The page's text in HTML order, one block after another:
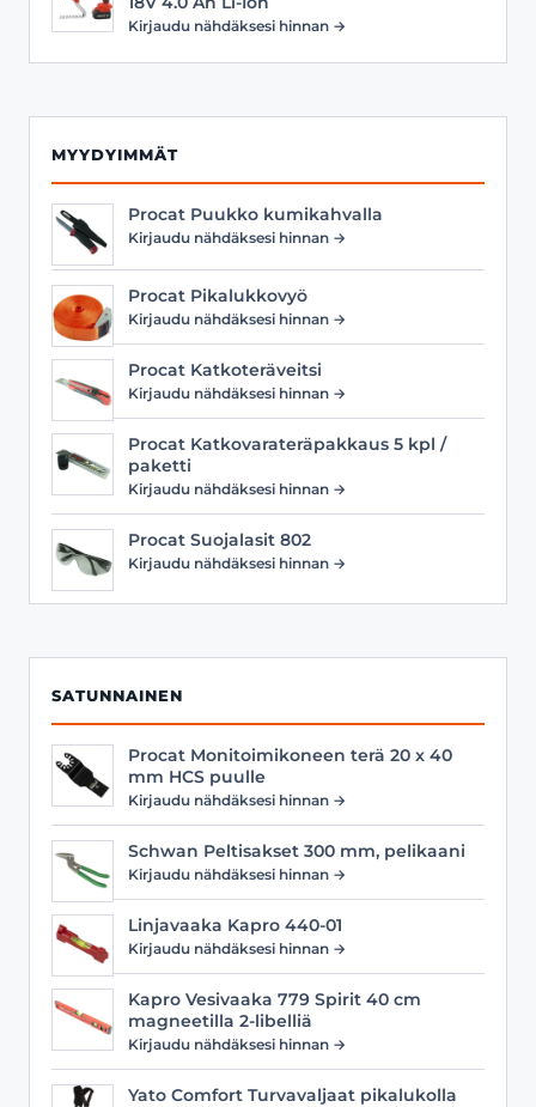
Kirjaudu nähdäksesi hinnan →
MYYDYIMMÄT
Procat Puukko kumikahvalla
Kirjaudu nähdäksesi hinnan →
Procat Pikalukkovyö
Kirjaudu nähdäksesi hinnan →
Procat Katkoteräveitsi
Kirjaudu nähdäksesi hinnan →
Procat Katkovarateräpakkaus 5 kpl /
paketti
Kirjaudu nähdäksesi hinnan →
Procat Suojalasit 802
Kirjaudu nähdäksesi hinnan →
SATUNNAINEN
Procat Monitoimikoneen terä 20 x 40
mm HCS puulle
Kirjaudu nähdäksesi hinnan →
Schwan Peltisakset 300 mm, pelikaani
Kirjaudu nähdäksesi hinnan →
Linjavaaka Kapro 440-01
Kirjaudu nähdäksesi hinnan →
Kapro Vesivaaka 779 Spirit 40 cm
magneetilla 2-libelliä
Kirjaudu nähdäksesi hinnan →
Yato Comfort Turvavaljaat pikalukolla